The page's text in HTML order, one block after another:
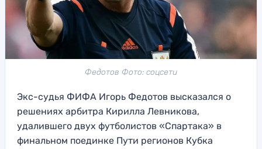
Федотов Фото: соцсети
Экс-судья ФИФА Игорь Федотов высказался о
решениях арбитра Кирилла Левникова,
удалившего двух футболистов «Спартака» в
финальном поединке Пути регионов Кубка